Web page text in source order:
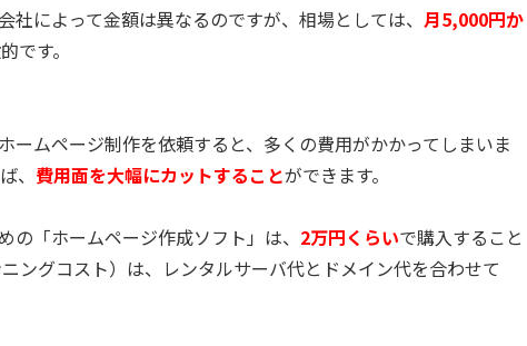
によって金額は異なるのですが、相場としては、 月5,000円か
です。
ームページ制作を依頼すると、多くの費用がかかってしまいま
、 費用面を大幅にカットすることができます。
「ホームページ作成ソフト」は、 2万円くらいで購入すること
ングコスト）は、レンタルサーバ代とドメイン代を合わせて